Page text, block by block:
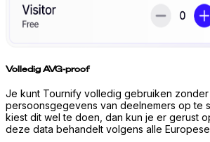
Volledig AVG-proof
Je kunt Tournify volledig gebruiken
persoonsgegevens van deelnemers op te
kiest dit wel te doen, dan kun je er gerust
deze data behandelt volgens alle